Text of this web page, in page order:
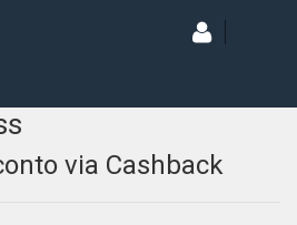
via Cashback